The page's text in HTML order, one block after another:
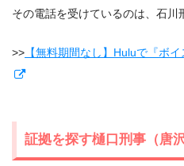
その電話を受けているのは、石川
>> 【無料期間なし】Huluで『ボ
証拠を探す樋口刑事（唐沢